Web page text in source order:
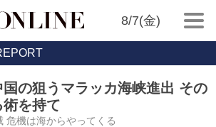
8/7(金)
国の狙うマラッカ海峡進出 その
を持て
危機は海からやってくる